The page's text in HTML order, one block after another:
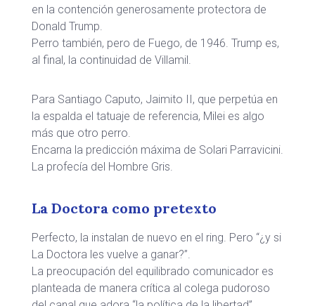
en la contención generosamente protectora de
Donald Trump.
Perro también, pero de Fuego, de 1946. Trump es,
al final, la continuidad de Villamil.
Para Santiago Caputo, Jaimito II, que perpetúa en
la espalda el tatuaje de referencia, Milei es algo
más que otro perro.
Encarna la predicción máxima de Solari Parravicini.
La profecía del Hombre Gris.
La Doctora como pretexto
Perfecto, la instalan de nuevo en el ring. Pero “¿y si
La Doctora les vuelve a ganar?”.
La preocupación del equilibrado comunicador es
planteada de manera crítica al colega pudoroso